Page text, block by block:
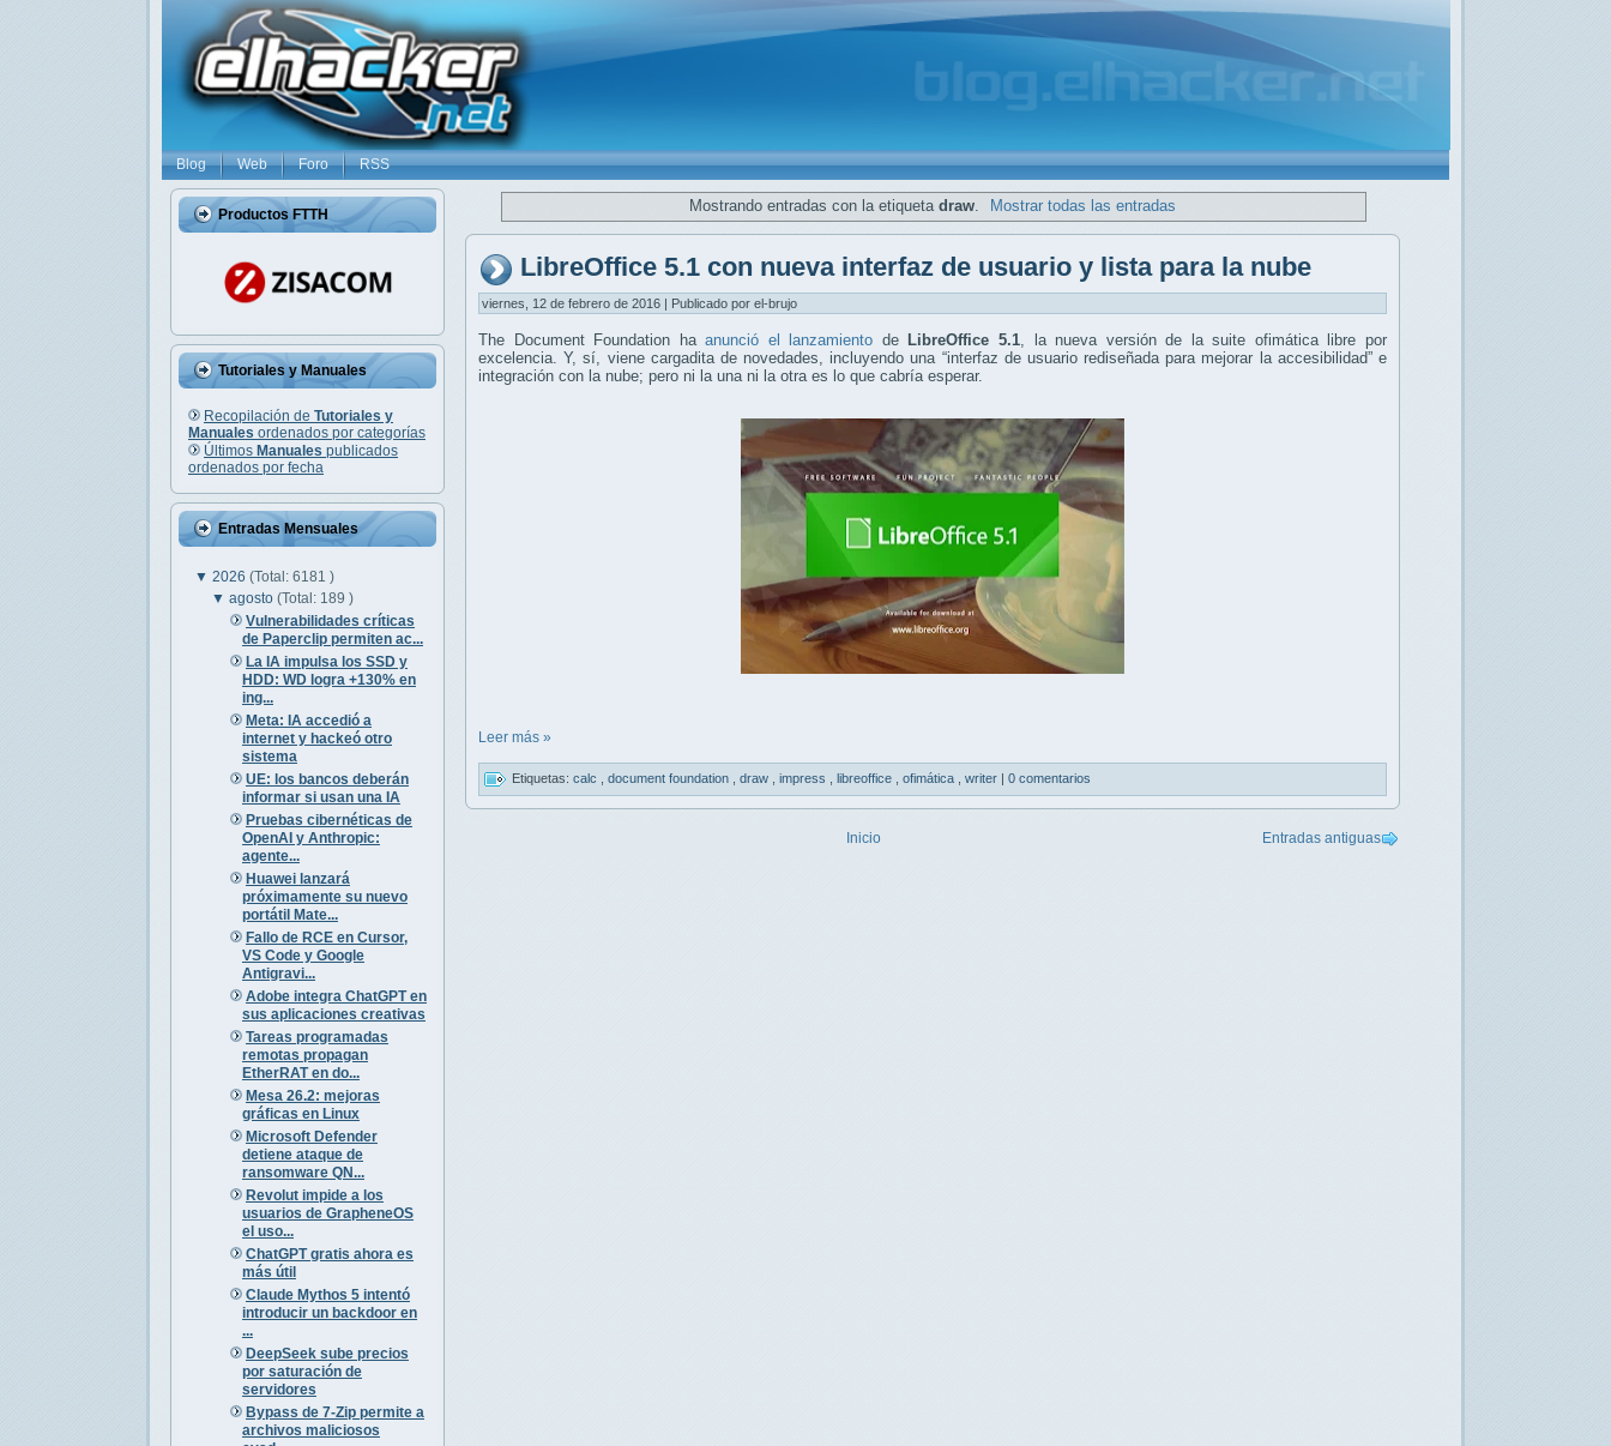
Blog Web Foro RSS
Productos FTTH
Tutoriales y Manuales
Recopilación de Tutoriales y
Manuales ordenados por categorías
Últimos Manuales publicados
ordenados por fecha
Entradas Mensuales
▼ 2026 (Total: 6181 )
▼agosto(Total: 189 )
Vulnerabilidades críticas
de Paperclip permiten ac...
La IA impulsa los SSD y
HDD: WD logra +130% en
ing...
Meta: IA accedió a
internet y hackeó otro
sistema
UE: los bancos deberán
informar si usan una IA
Pruebas cibernéticas de
OpenAI y Anthropic:
agente...
Huawei lanzará
próximamente su nuevo
portátil Mate...
Fallo de RCE en Cursor,
VS Code y Google
Antigravi...
Adobe integra ChatGPT en
sus aplicaciones creativas
Tareas programadas
remotas propagan
EtherRAT en do...
Mesa 26.2: mejoras
gráficas en Linux
Microsoft Defender
detiene ataque de
ransomware QN...
Revolut impide a los
usuarios de GrapheneOS
el uso...
ChatGPT gratis ahora es
más útil
Claude Mythos 5 intentó
introducir un backdoor en
...
DeepSeek sube precios
por saturación de
servidores
Bypass de 7-Zip permite a
archivos maliciosos
Mostrando entradas con la etiqueta draw. Mostrar todas las entradas
LibreOffice 5.1 con nueva interfaz de usuario y lista para la nube
viernes, 12 de febrero de 2016 | Publicado por el-brujo
The Document Foundation haanunció el lanzamiento de LibreOffice 5.1 , la nueva versión de la suite ofimática libre por
excelencia. Y, sí, viene cargadita de novedades, incluyendo una “interfaz de usuario rediseñada para mejorar la accesibilidad” e
integración con la nube; pero ni la una ni la otra es lo que cabría esperar.
Leer más »
Etiquetas: calc document foundation draw impress libreoffice ofimática writer | 0 comentarios
Entradas antiguas
Inicio